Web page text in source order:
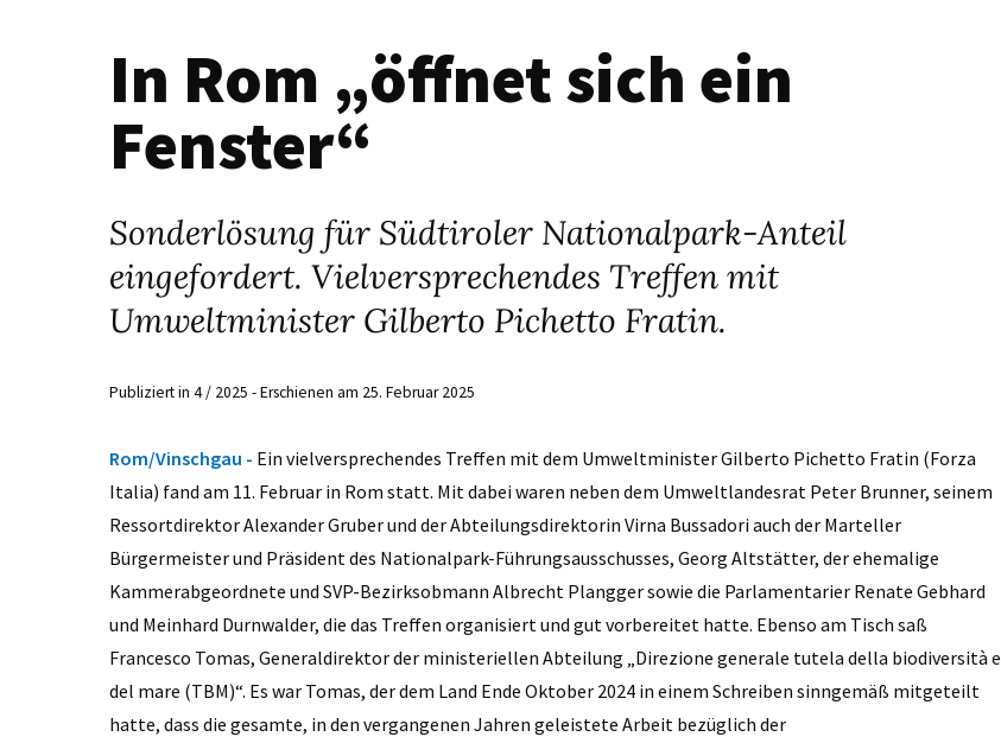
In Rom „öffnet sich ein
Fenster“
Sonderlösung für Südtiroler Nationalpark-Anteil
eingefordert. Vielversprechendes Treffen mit
Umweltminister Gilberto Pichetto Fratin.
Publiziert in 4 / 2025 - Erschienen am 25. Februar 2025
Rom/Vinschgau - Ein vielversprechendes Treffen mit dem Umweltminister Gilberto Pichetto Fratin (Forza
Italia) fand am 11. Februar in Rom statt. Mit dabei waren neben dem Umweltlandesrat Peter Brunner, seinem
Ressortdirektor Alexander Gruber und der Abteilungsdirektorin Virna Bussadori auch der Marteller
Bürgermeister und Präsident des Nationalpark-Führungsausschusses, Georg Altstätter, der ehemalige
Kammerabgeordnete und SVP-Bezirksobmann Albrecht Plangger sowie die Parlamentarier Renate Gebhard
und Meinhard Durnwalder, die das Treffen organisiert und gut vorbereitet hatte. Ebenso am Tisch saß
Francesco Tomas, Generaldirektor der ministeriellen Abteilung „Direzione generale tutela della biodiversità e
del mare (TBM)“. Es war Tomas, der dem Land Ende Oktober 2024 in einem Schreiben sinngemäß mitgeteilt
hatte, dass die gesamte, in den vergangenen Jahren geleistete Arbeit bezüglich der